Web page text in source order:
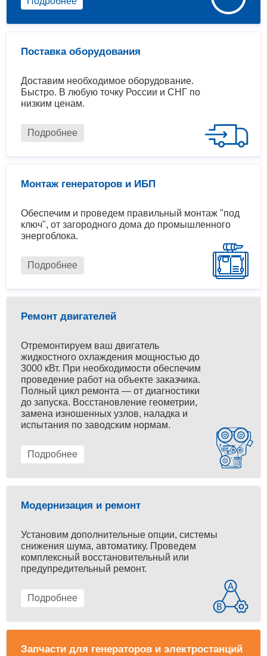
Поставка оборудования
Доставим необходимое оборудование.
Быстро. В любую точку России и СНГ по
низким ценам.
Подробнее
Монтаж генераторов и ИБП
Обеспечим и проведем правильный монтаж "под
ключ", от загородного дома до промышленного
энергоблока.
Подробнее
Ремонт двигателей
Отремонтируем ваш двигатель
жидкостного охлаждения мощностью до
3000 кВт. При необходимости обеспечим
проведение работ на объекте заказчика.
Полный цикл ремонта — от диагностики
до запуска. Восстановление геометрии,
замена изношенных узлов, наладка и
испытания по заводским нормам.
Подробнее
Модернизация и ремонт
Установим дополнительные опции, системы
снижения шума, автоматику. Проведем
комплексный восстановительный или
предупредительный ремонт.
Подробнее
Запчасти для генераторов и электростанций